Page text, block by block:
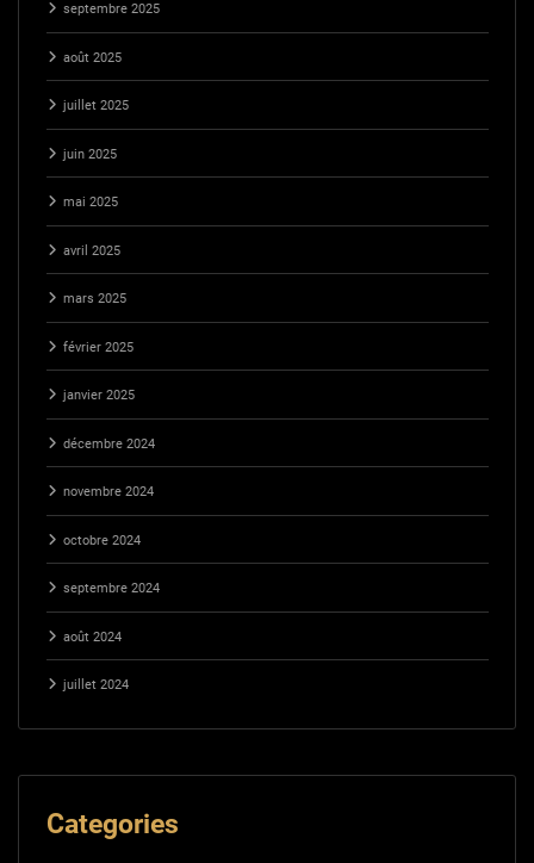
septembre 2025
août 2025
juillet 2025
juin 2025
mai 2025
avril 2025
mars 2025
février 2025
janvier 2025
décembre 2024
novembre 2024
octobre 2024
septembre 2024
août 2024
juillet 2024
Categories